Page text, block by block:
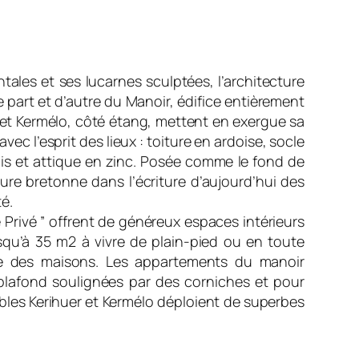
et ses lucarnes sculptées, l’architecture
part et d’autre du Manoir, édifice entièrement
Kermélo, côté étang, mettent en exergue sa
l’esprit des lieux : toiture en ardoise, socle
et attique en zinc. Posée comme le fond de
bretonne dans l’écriture d’aujourd’hui des
” offrent de généreux espaces intérieurs
35 m2 à vivre de plain-pied ou en toute
maisons. Les appartements du manoir
soulignées par des corniches et pour
Kerihuer et Kermélo déploient de superbes